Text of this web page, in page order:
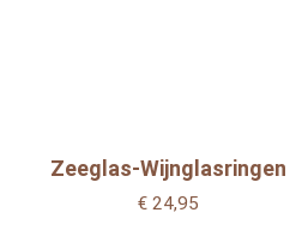
Zeeglas-Wijnglasringen
€24,95